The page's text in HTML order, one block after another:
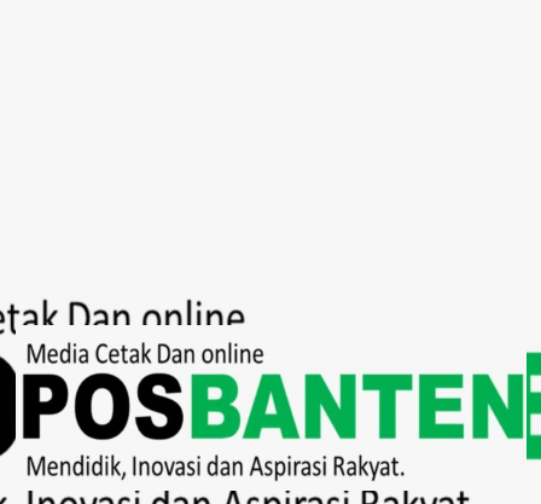
to
content